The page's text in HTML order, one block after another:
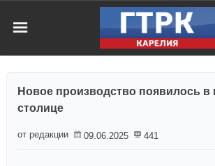
Новое производство появилось в
столице
от редакции 09.06.2025 441